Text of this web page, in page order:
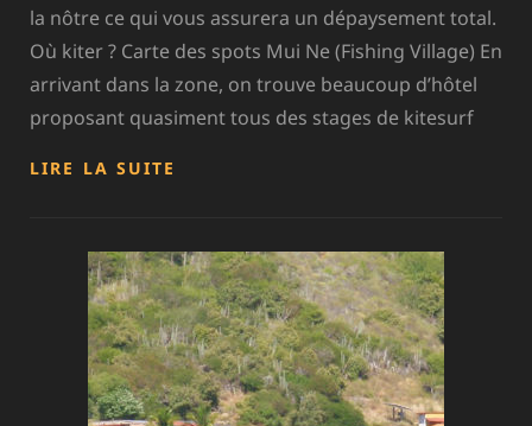
la nôtre ce qui vous assurera un dépaysement total.
Où kiter ? Carte des spots Mui Ne (Fishing Village) En
arrivant dans la zone, on trouve beaucoup d’hôtel
proposant quasiment tous des stages de kitesurf
LIRE LA SUITE